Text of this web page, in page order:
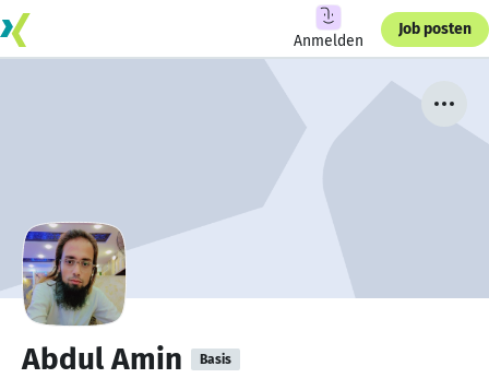
Anmelden
Job posten
Abdul Amin Basis